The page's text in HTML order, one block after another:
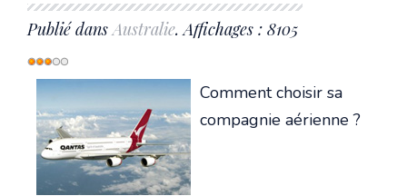
Publié dans Australie. Affichages : 8105
Vote
utilisateur:3/5
Comment choisir sa
compagnie aérienne ?